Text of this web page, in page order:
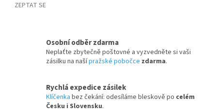
ZEPTAT SE
Osobní odběr zdarma
Neplaťte zbytečně poštovné a vyzvedněte si vaši
zásilku na našípražské pobočce zdarma.
Rychlá expedice zásilek
Klíčenka bez čekání: odesíláme bleskově po celém
Česku i Slovensku.